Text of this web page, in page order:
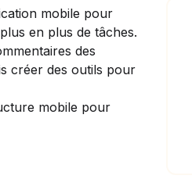
mobile pour
en plus de tâches.
des
créer des outils pour
mobile pour